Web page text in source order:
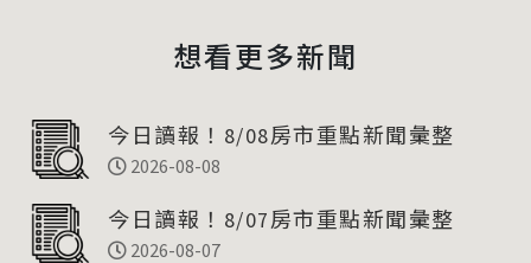
想看更多新聞
今日讀報！8/08房市重點新聞彙整
2026-08-08
今日讀報！8/07房市重點新聞彙整
2026-08-07